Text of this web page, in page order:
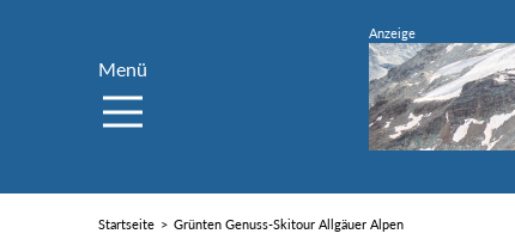
Menü
Startseite Grünten Genuss-Skitour Allgäuer Alpen